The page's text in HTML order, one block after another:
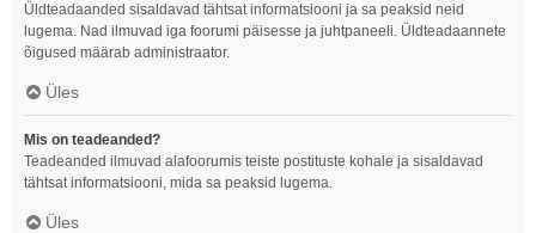
Üldteadaanded sisaldavad tähtsat informatsiooni ja sa peaksid neid
lugema. Nad ilmuvad iga foorumi päisesse ja juhtpaneeli. Üldteadaannete
õigused määrab administraator.
Üles
Mis on teadeanded?
Teadeanded ilmuvad alafoorumis teiste postituste kohale ja sisaldavad
tähtsat informatsiooni, mida sa peaksid lugema.
Üles